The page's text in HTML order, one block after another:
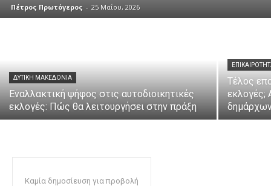
Πέτρος Πρωτόγερος - 25 Μαΐου, 2026
ΔΥΤΙΚΉ ΜΑΚΕΔΟΝΊΑ
Εναλλακτική ψήφος στις αυτοδιοικητικές
εκλογές: Πώς θα λειτουργήσει στην πράξη
Τέλος
εκλογές;
Καμία δημοσίευση για προβολή